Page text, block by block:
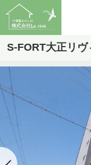
S-FORT大正リヴ